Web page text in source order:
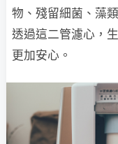
物、殘留細菌、藻
透過這二管濾心，
更加安心。